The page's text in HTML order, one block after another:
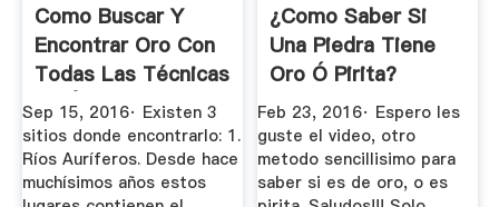
Como Buscar Y
Encontrar Oro Con
Todas Las Técnicas
[GUÍA ...
Sep 15, 2016· Existen 3
sitios donde encontrarlo: 1.
Ríos Auríferos. Desde hace
muchísimos años estos
¿Como Saber Si
Una Piedra Tiene
Oro Ó Pirita?
YouTube
Feb 23, 2016· Espero les
guste el video, otro
metodo sencillisimo para
saber si es de oro, o es